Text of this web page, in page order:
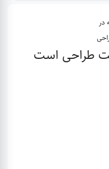
طراحی است